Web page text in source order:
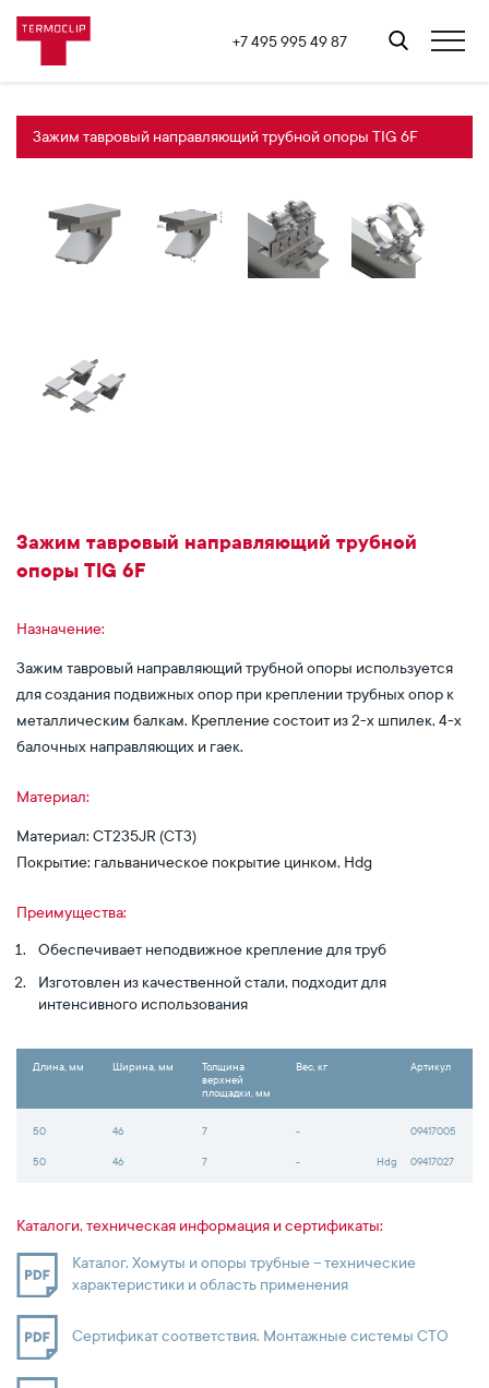
+7 495 995 49 87
Зажим тавровый направляющий трубной опоры TIG 6F
Зажим тавровый направляющий трубной
опоры TIG 6F
Назначение:
Зажим тавровый направляющий трубной опоры используется
для создания подвижных опор при креплении трубных опор к
металлическим балкам. Крепление состоит из 2-х шпилек, 4-х
балочных направляющих и гаек.
Материал:
Материал: СТ235JR (СТ3)
Покрытие: гальваническое покрытие цинком, Hdg
Преимущества:
Обеспечивает неподвижное крепление для труб
Изготовлен из качественной стали, подходит для
интенсивного использования
Длина, мм Ширина, мм
Толщина
верхней
площадки, мм
Вес, кг Артикул
50 46 7 - 09417005
50 46 7 - Hdg 09417027
Каталоги, техническая информация и сертификаты:
Каталог. Хомуты и опоры трубные – технические
характеристики и область применения
Сертификат соответствия. Монтажные системы СТО